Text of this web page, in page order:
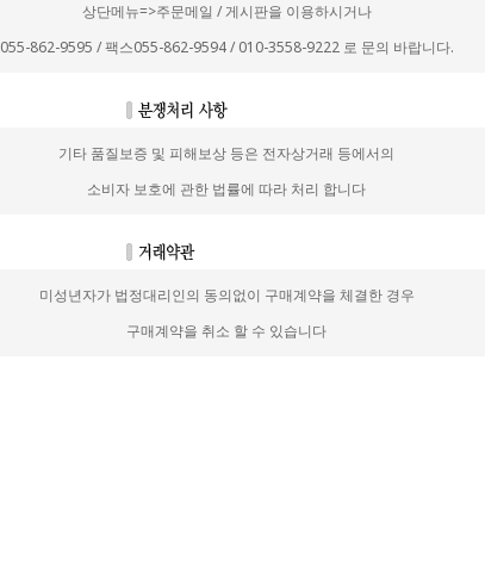
상단메뉴=>주문메일 / 게시판을 이용하시거나
055-862-9595 / 팩스055-862-9594 / 010-3558-9222 로 문의 바랍니다.
기타 품질보증 및 피해보상 등은 전자상거래 등에서의
소비자 보호에 관한 법률에 따라 처리 합니다
미성년자가 법정대리인의 동의없이 구매계약을 체결한 경우
구매계약을 취소 할 수 있습니다